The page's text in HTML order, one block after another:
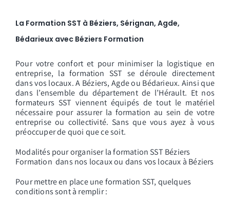
La Formation SST à Béziers, Sérignan, Agde,
Bédarieux avec Béziers Formation
Pour votre confort et pour minimiser la logistique en
entreprise, la formation SST se déroule directement
dans vos locaux. A Béziers, Agde ou Bédarieux. Ainsi que
dans l’ensemble du département de l’Hérault. Et nos
formateurs SST viennent équipés de tout le matériel
nécessaire pour assurer la formation au sein de votre
entreprise ou collectivité. Sans que vous ayez à vous
préoccuper de quoi que ce soit.
Modalités pour organiser la formation SST Béziers
Formation dans nos locaux ou dans vos locaux à Béziers
Pour mettre en place une formation SST, quelques
conditions sont à remplir :